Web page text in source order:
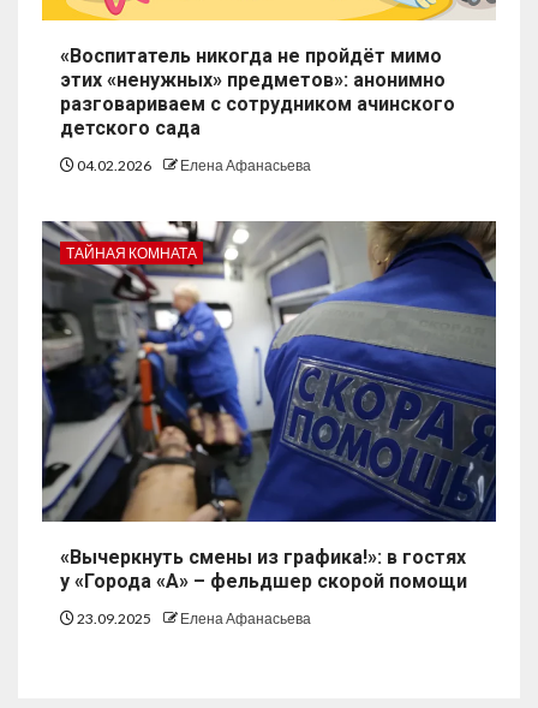
«Воспитатель никогда не пройдёт мимо
этих «ненужных» предметов»: анонимно
разговариваем с сотрудником ачинского
детского сада
04.02.2026 Елена Афанасьева
ТАЙНАЯ КОМНАТА
«Вычеркнуть смены из графика!»: в гостях
у «Города «А» – фельдшер скорой помощи
23.09.2025 Елена Афанасьева